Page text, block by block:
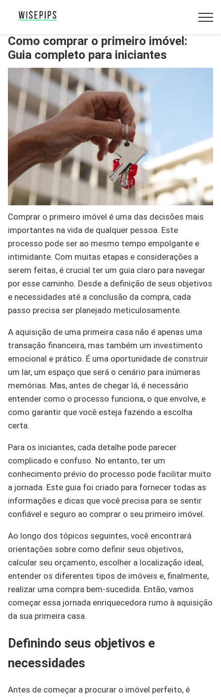
Como comprar o primeiro imóvel:
Guia completo para iniciantes
Comprar o primeiro imóvel é uma das decisões mais
importantes na vida de qualquer pessoa. Este
processo pode ser ao mesmo tempo empolgante e
intimidante. Com muitas etapas e considerações a
serem feitas, é crucial ter um guia claro para navegar
por esse caminho. Desde a definição de seus objetivos
e necessidades até a conclusão da compra, cada
passo precisa ser planejado meticulosamente.
A aquisição de uma primeira casa não é apenas uma
transação financeira, mas também um investimento
emocional e prático. É uma oportunidade de construir
um lar, um espaço que será o cenário para inúmeras
memórias. Mas, antes de chegar lá, é necessário
entender como o processo funciona, o que envolve, e
como garantir que você esteja fazendo a escolha
certa.
Para os iniciantes, cada detalhe pode parecer
complicado e confuso. No entanto, ter um
conhecimento prévio do processo pode facilitar muito
a jornada. Este guia foi criado para fornecer todas as
informações e dicas que você precisa para se sentir
confiável e seguro ao comprar o seu primeiro imóvel.
Ao longo dos tópicos seguintes, você encontrará
orientações sobre como definir seus objetivos,
calcular seu orçamento, escolher a localização ideal,
entender os diferentes tipos de imóveis e, finalmente,
realizar uma compra bem-sucedida. Então, vamos
começar essa jornada enriquecedora rumo à aquisição
da sua primeira casa.
Definindo seus objetivos e
necessidades
Antes de começar a procurar o imóvel perfeito, é